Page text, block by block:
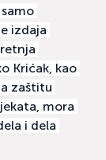
izdaja
Krićak, kao
zaštitu
mora
i dela